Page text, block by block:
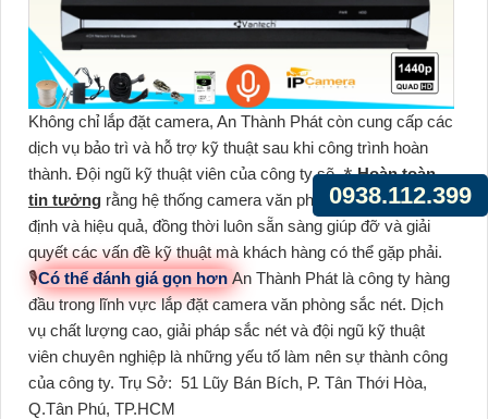
Không chỉ lắp đặt camera, An Thành Phát còn cung cấp các
dịch vụ bảo trì và hỗ trợ kỹ thuật sau khi công trình hoàn
thành. Đội ngũ kỹ thuật viên của công ty sẽ ⁂Hoàn toàn
tin tưởng rằng hệ thống camera văn phòng hoạt động ổn
định và hiệu quả, đồng thời luôn sẵn sàng giúp đỡ và giải
quyết các vấn đề kỹ thuật mà khách hàng có thể gặp phải.
🎙Có thể đánh giá gọn hơn An Thành Phát là công ty hàng
đầu trong lĩnh vực lắp đặt camera văn phòng sắc nét. Dịch
vụ chất lượng cao, giải pháp sắc nét và đội ngũ kỹ thuật
viên chuyên nghiệp là những yếu tố làm nên sự thành công
của công ty. Trụ Sở: 51 Lũy Bán Bích, P. Tân Thới Hòa,
Q.Tân Phú, TP.HCM
0938.112.399